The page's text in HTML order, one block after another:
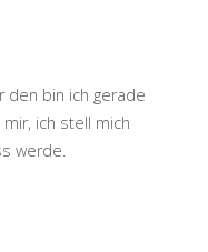
den bin ich gerade
ich stell mich
werde.